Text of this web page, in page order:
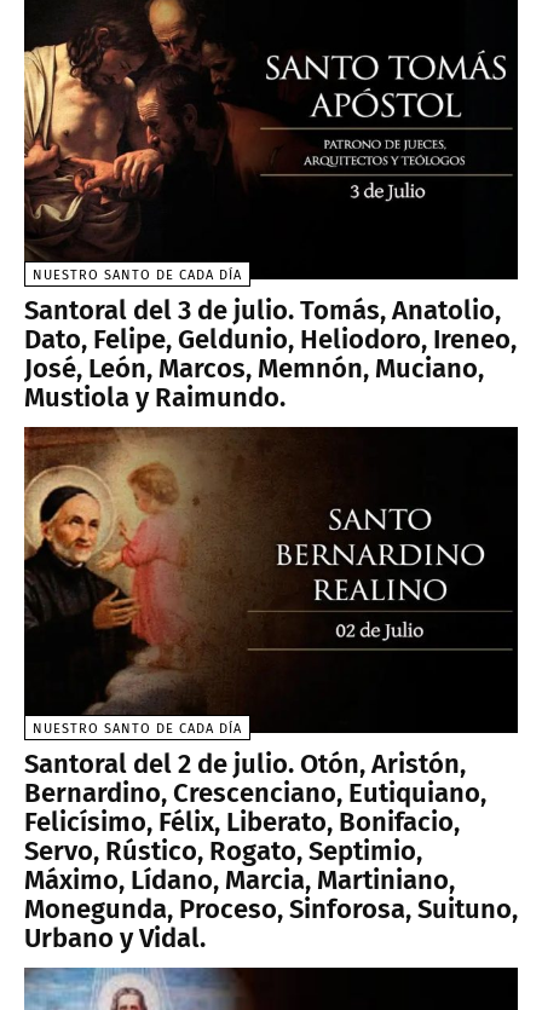
NUESTRO SANTO DE CADA DÍA
Santoral del 3 de julio. Tomás, Anatolio,
Dato, Felipe, Geldunio, Heliodoro, Ireneo,
José, León, Marcos, Memnón, Muciano,
Mustiola y Raimundo.
NUESTRO SANTO DE CADA DÍA
Santoral del 2 de julio. Otón, Aristón,
Bernardino, Crescenciano, Eutiquiano,
Felicísimo, Félix, Liberato, Bonifacio,
Servo, Rústico, Rogato, Septimio,
Máximo, Lídano, Marcia, Martiniano,
Monegunda, Proceso, Sinforosa, Suituno,
Urbano y Vidal.